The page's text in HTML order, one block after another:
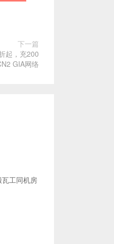
下一篇
起，充200
GIA网络
工同机房